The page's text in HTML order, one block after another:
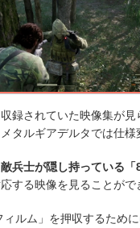
録されていた映像集が
タルギアデルタでは仕様
敵兵士が隠し持っている「
する映像を見ることがで
ィルム」を押収するため